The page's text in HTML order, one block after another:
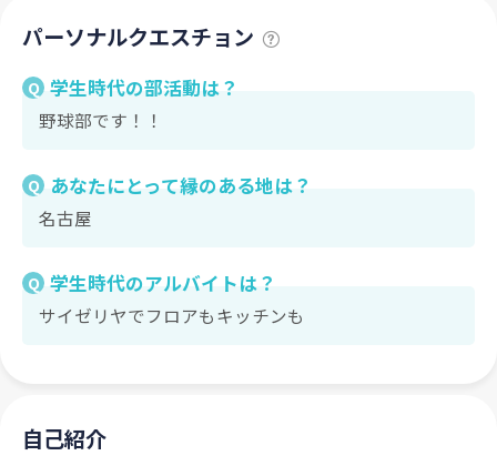
パーソナルクエスチョン
Q 学生時代の部活動は？
野球部です！！
Q あなたにとって縁のある地は？
名古屋
Q 学生時代のアルバイトは？
サイゼリヤでフロアもキッチンも
自己紹介